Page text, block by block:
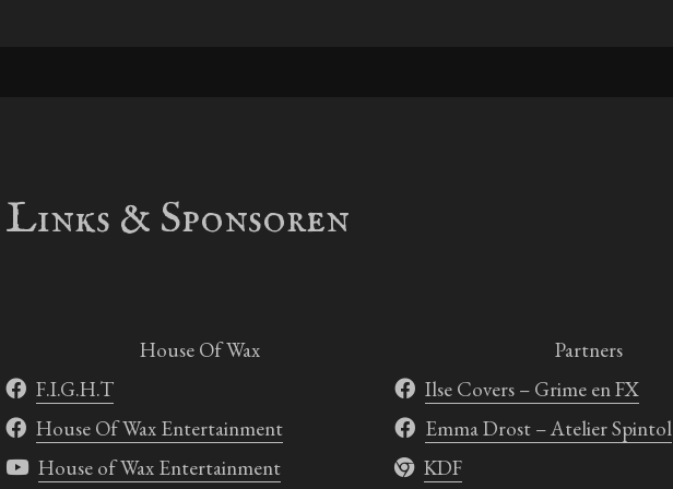
Links & Sponsoren
House Of Wax
F.I.G.H.T
House Of Wax Entertainment
House of Wax Entertainment
Partners
Ilse Covers – Grime en FX
Emma Drost – Atelier Spintol
KDF